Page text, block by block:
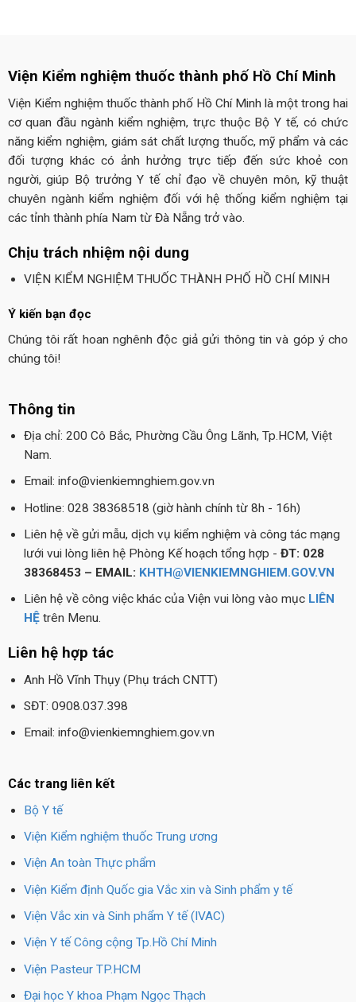
Viện Kiểm nghiệm thuốc thành phố Hồ Chí Minh
Viện Kiểm nghiệm thuốc thành phố Hồ Chí Minh là một trong hai
cơ quan đầu ngành kiểm nghiệm, trực thuộc Bộ Y tế, có chức
năng kiểm nghiệm, giám sát chất lượng thuốc, mỹ phẩm và các
đối tượng khác có ảnh hưởng trực tiếp đến sức khoẻ con
người, giúp Bộ trưởng Y tế chỉ đạo về chuyên môn, kỹ thuật
chuyên ngành kiểm nghiệm đối với hệ thống kiểm nghiệm tại
các tỉnh thành phía Nam từ Đà Nẵng trở vào.
Chịu trách nhiệm nội dung
VIỆN KIỂM NGHIỆM THUỐC THÀNH PHỐ HỒ CHÍ MINH
Ý kiến bạn đọc
Chúng tôi rất hoan nghênh độc giả gửi thông tin và góp ý cho
chúng tôi!
Thông tin
Địa chỉ: 200 Cô Bắc, Phường Cầu Ông Lãnh, Tp.HCM, Việt
Nam.
Email: info@vienkiemnghiem.gov.vn
Hotline: 028 38368518 (giờ hành chính từ 8h - 16h)
Liên hệ về gửi mẫu, dịch vụ kiểm nghiệm và công tác mạng
lưới vui lòng liên hệ Phòng Kế hoạch tổng hợp - ĐT: 028
38368453 – EMAIL: KHTH@VIENKIEMNGHIEM.GOV.VN
Liên hệ về công việc khác của Viện vui lòng vào mục LIÊN
HỆtrên Menu.
Liên hệ hợp tác
Anh Hồ Vĩnh Thụy (Phụ trách CNTT)
SĐT: 0908.037.398
Email: info@vienkiemnghiem.gov.vn
Các trang liên kết
Bộ Y tế
Viện Kiểm nghiệm thuốc Trung ương
Viện An toàn Thực phẩm
Viện Kiểm định Quốc gia Vắc xin và Sinh phẩm y tế
Viện Vắc xin và Sinh phẩm Y tế (IVAC)
Viện Y tế Công cộng Tp.Hồ Chí Minh
Viện Pasteur TP.HCM
Đại học Y khoa Phạm Ngọc Thạch